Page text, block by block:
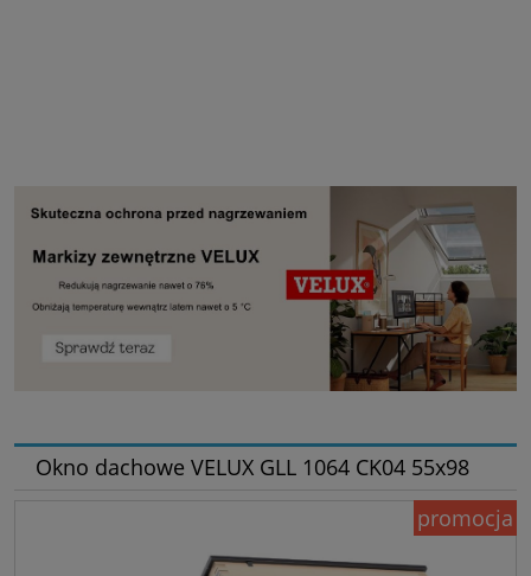
Okno dachowe VELUX GLL 1064 CK04 55x98
promocja